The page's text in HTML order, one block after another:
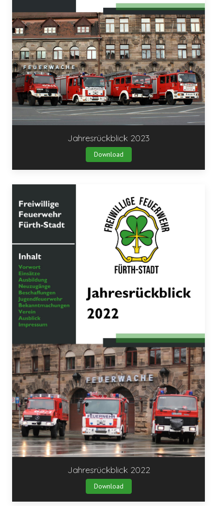
Jahresrückblick 2023
Download
Jahresrückblick 2022
Download